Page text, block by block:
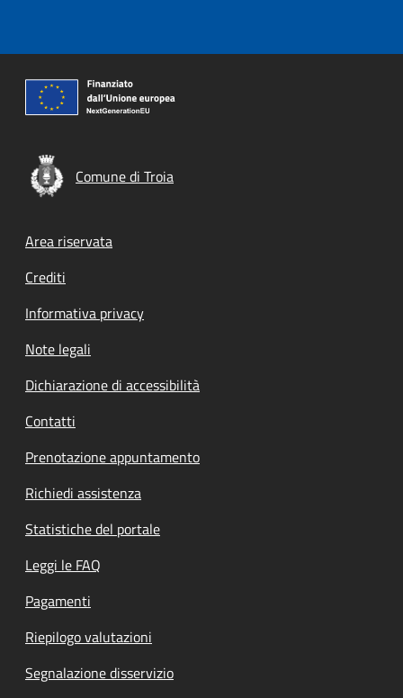
Comune di Troia
Footer menu
Area riservata
Crediti
Informativa privacy
Note legali
Dichiarazione di accessibilità
Contatti
Prenotazione appuntamento
Richiedi assistenza
Statistiche del portale
Leggi le FAQ
Pagamenti
Riepilogo valutazioni
Segnalazione disservizio